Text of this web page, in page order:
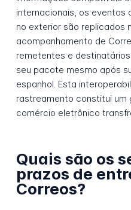
internacionais, os
no exterior são replicados
acompanhamento de
remetentes e
seu pacote mesmo após
espanhol. Esta
rastreamento constitui um
comércio eletrônico
Quais são os
prazos de
Correos?